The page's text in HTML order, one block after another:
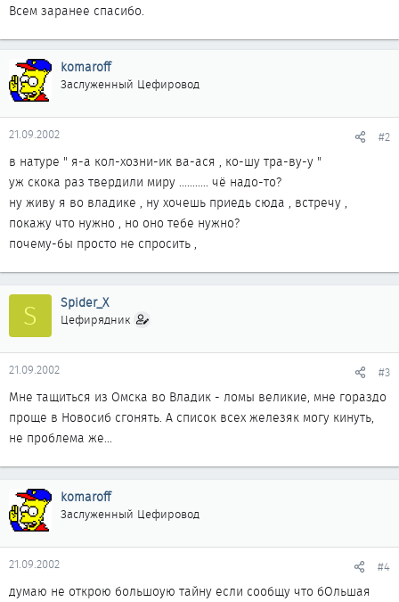
Всем заранее спасибо.
komaroff
Заслуженный Цефировод
21.09.2002 #2
в натуре " я-а кол-хозни-ик ва-ася , ко-шу тра-ву-у "
уж скока раз твердили миру ........... чё надо-то?
ну живу я во владике , ну хочешь приедь сюда , встречу ,
покажу что нужно , но оно тебе нужно?
почему-бы просто не спросить ,
S Spider_X
Цефирядник
21.09.2002 #3
Мне тащиться из Омска во Владик - ломы великие, мне гораздо
проще в Новосиб сгонять. А список всех железяк могу кинуть,
не проблема же...
komaroff
Заслуженный Цефировод
21.09.2002 #4
думаю не открою большоую тайну если сообщу что бОльшая